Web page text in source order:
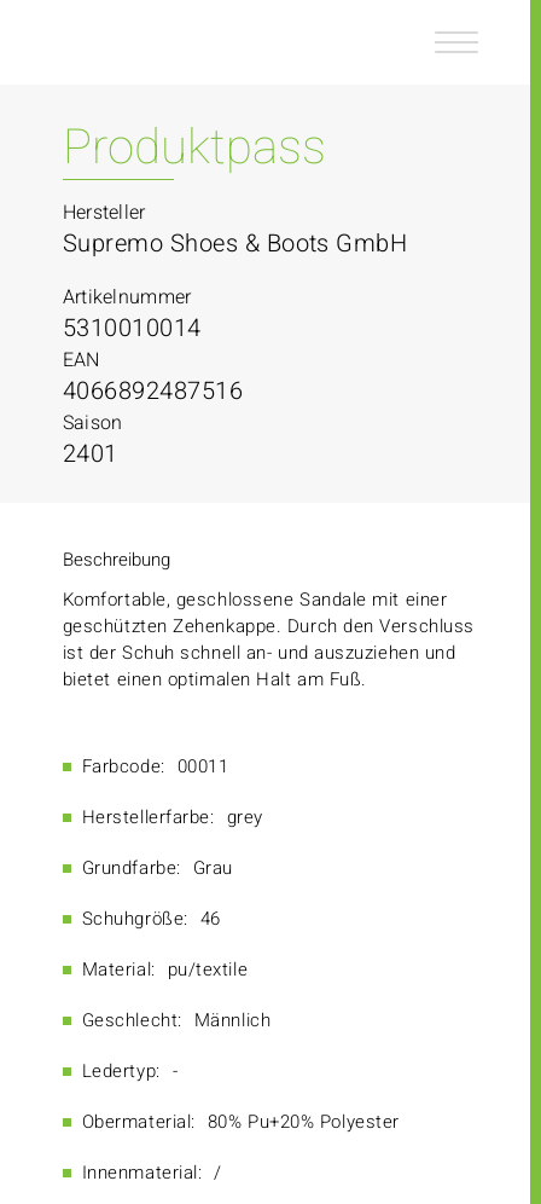
Produktpass
Hersteller
Supremo Shoes & Boots GmbH
Artikelnummer
5310010014
EAN
4066892487516
Saison
2401
Beschreibung
Komfortable, geschlossene Sandale mit einer
geschützten Zehenkappe. Durch den Verschluss
ist der Schuh schnell an- und auszuziehen und
bietet einen optimalen Halt am Fuß.
Farbcode: 00011
Herstellerfarbe: grey
Grundfarbe: Grau
Schuhgröße: 46
Material: pu/textile
Geschlecht: Männlich
Ledertyp: -
Obermaterial: 80% Pu+20% Polyester
Innenmaterial: /